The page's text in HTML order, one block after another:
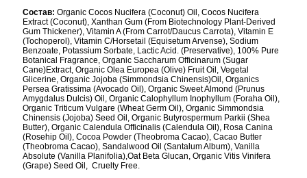
Состав: Organic Cocos Nucifera (Coconut) Oil, Cocos Nucifera
Extract (Coconut), Xanthan Gum (From Biotechnology Plant-Derived
Gum Thickener), Vitamin A (From Carrot/Daucus Carrota), Vitamin E
(Tochoperol), Vitamin C/Horsetail (Equisetum Arvense), Sodium
Benzoate, Potassium Sorbate, Lactic Acid. (Preservative), 100% Pure
Botanical Fragrance, Organic Saccharum Officinarum (Sugar
Cane)Extract, Organic Olea Europea (Olive) Fruit Oil, Vegetal
Glicerine, Organic Jojoba (Simmondsia Chinensis)Oil, Organics
Persea Gratissima (Avocado Oil), Organic Sweet Almond (Prunus
Amygdalus Dulcis) Oil, Organic Calophyllum Inophyllum (Foraha Oil),
Organic Triticum Vulgare (Wheat Germ Oil), Organic Simmondsia
Chinensis (Jojoba) Seed Oil, Organic Butyrospermum Parkii (Shea
Butter), Organic Calendula Officinalis (Calendula Oil), Rosa Canina
(Rosehip Oil), Cocoa Powder (Theobroma Cacao), Cacao Butter
(Theobroma Cacao), Sandalwood Oil (Santalum Album), Vanilla
Absolute (Vanilla Planifolia),Oat Beta Glucan, Organic Vitis Vinifera
(Grape) Seed Oil, Cruelty Free.